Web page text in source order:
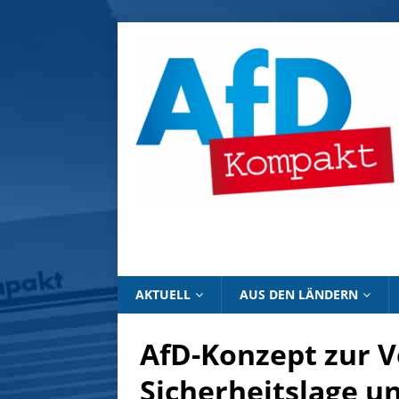
AKTUELL AUS DEN LÄNDERN
AfD-Konzept zur
Sicherheitslage